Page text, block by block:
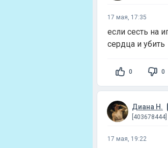
17 мая, 17:35
если сесть на
сердца и убить
0 0
Диана Н.
[403678444]
17 мая, 19:22